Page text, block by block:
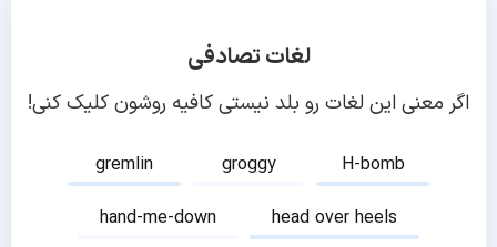
لغات تصادفی
اگر معنی این لغات رو بلد نیستی کافیه روشون کلیک کنی!
gremlin groggy
H-bomb
hand-me-down
head over heels